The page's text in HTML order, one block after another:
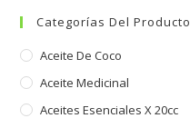
Categorías Del Producto
Aceite De Coco
Aceite Medicinal
Aceites Esenciales X 20cc